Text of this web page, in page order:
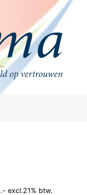
excl.21% btw.